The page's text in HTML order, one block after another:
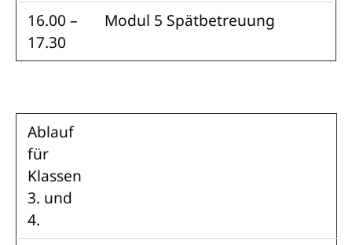
16.00 –
17.30
Modul 5 Spätbetreuung
Ablauf
für
Klassen
3. und
4.